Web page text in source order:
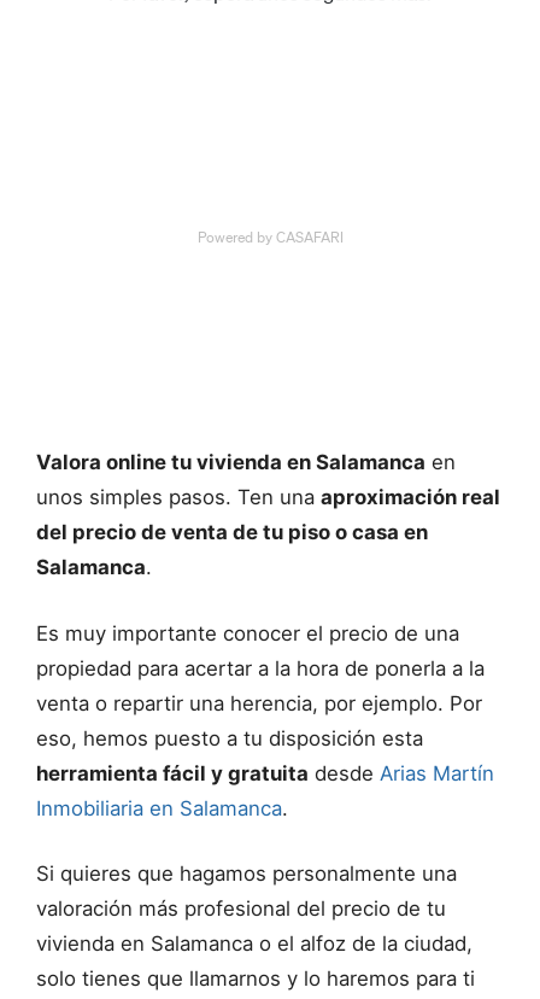
Valora online tu vivienda en Salamanca en
unos simples pasos. Ten una aproximación real
del precio de venta de tu piso o casa en
Salamanca.
Es muy importante conocer el precio de una
propiedad para acertar a la hora de ponerla a la
venta o repartir una herencia, por ejemplo. Por
eso, hemos puesto a tu disposición esta
herramienta fácil y gratuita desde Arias Martín
Inmobiliaria en Salamanca.
Si quieres que hagamos personalmente una
valoración más profesional del precio de tu
vivienda en Salamanca o el alfoz de la ciudad,
solo tienes que llamarnos y lo haremos para ti